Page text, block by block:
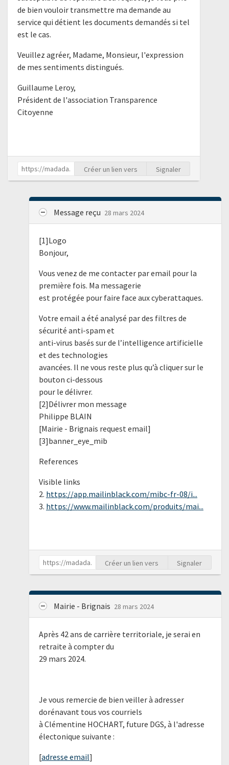
de bien vouloir transmettre ma demande au
service qui détient les documents demandés si tel
est le cas.
Veuillez agréer, Madame, Monsieur, l'expression
de mes sentiments distingués.
Guillaume Leroy,
Président de l'association Transparence
Citoyenne
Créer un lien vers Signaler
Message reçu 28 mars 2024
[1]Logo
Bonjour,
Vous venez de me contacter par email pour la
première fois. Ma messagerie
est protégée pour faire face aux cyberattaques.
Votre email a été analysé par des filtres de
sécurité anti-spam et
anti-virus basés sur de l’intelligence artificielle
et des technologies
avancées. Il ne vous reste plus qu’à cliquer sur le
bouton ci-dessous
pour le délivrer.
[2]Délivrer mon message
Philippe BLAIN
[Mairie - Brignais request email]
[3]banner_eye_mib
References
Visible links
2. https://app.mailinblack.com/mibc-fr-08/i...
3. https://www.mailinblack.com/produits/mai...
Créer un lien vers Signaler
Mairie - Brignais 28 mars 2024
Après 42 ans de carrière territoriale, je serai en
retraite à compter du
29 mars 2024.
Je vous remercie de bien veiller à adresser
dorénavant tous vos courriels
à Clémentine HOCHART, future DGS, à l'adresse
électonique suivante :
[adresse email]